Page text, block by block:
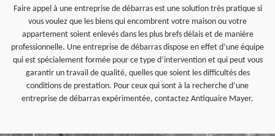
Faire appel à une entreprise de débarras est une solution très pratique si
vous voulez que les biens qui encombrent votre maison ou votre
appartement soient enlevés dans les plus brefs délais et de manière
professionnelle. Une entreprise de débarras dispose en effet d’une équipe
qui est spécialement formée pour ce type d’intervention et qui peut vous
garantir un travail de qualité, quelles que soient les difficultés des
conditions de prestation. Pour ceux qui sont à la recherche d’une
entreprise de débarras expérimentée, contactez Antiquaire Mayer.